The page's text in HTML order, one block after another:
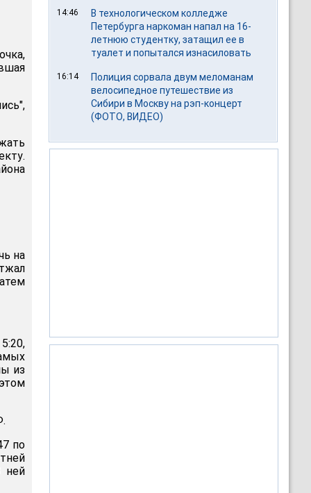
на
из
по
ней
14:46
В технологическом колледже
Петербурга наркоман напал на 16-
летнюю студентку, затащил ее в
туалет и попытался изнасиловать
16:14
Полиция сорвала двум меломанам
велосипедное путешествие из
Сибири в Москву на рэп-концерт
(ФОТО, ВИДЕО)